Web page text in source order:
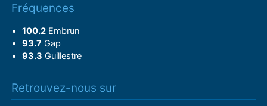
Fréquences
100.2Embrun
93.7 Gap
93.3 Guillestre
Retrouvez-nous sur